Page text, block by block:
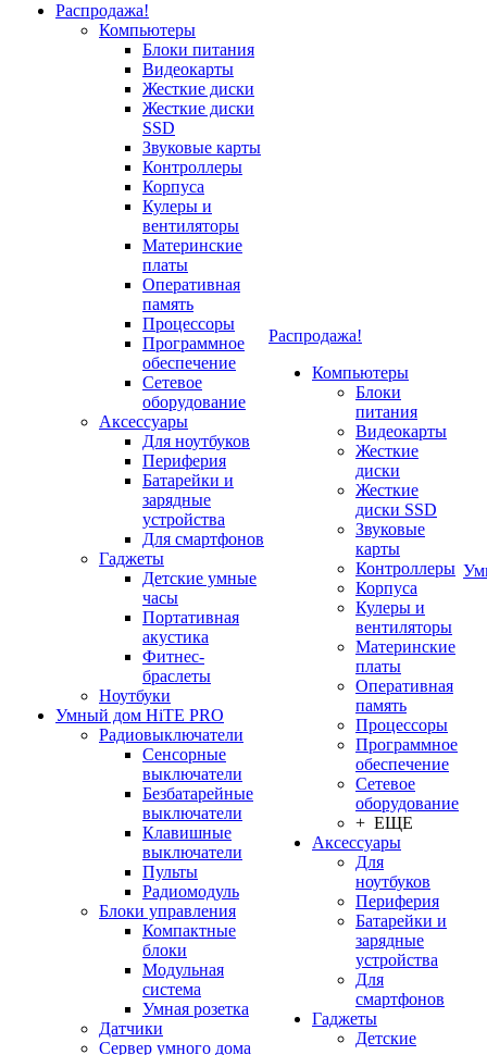
Распродажа!
Компьютеры
Блоки питания
Видеокарты
Жесткие диски
Жесткие диски
SSD
Звуковые карты
Контроллеры
Корпуса
Кулеры и
вентиляторы
Материнские
платы
Оперативная
память
Процессоры
Программное
обеспечение
Сетевое
оборудование
Аксессуары
Для ноутбуков
Периферия
Батарейки и
зарядные
устройства
Для смартфонов
Гаджеты
Детские умные
часы
Портативная
акустика
Фитнес-
браслеты
Ноутбуки
Умный дом HiTE PRO
Радиовыключатели
Сенсорные
выключатели
Безбатарейные
выключатели
Клавишные
выключатели
Пульты
Радиомодуль
Блоки управления
Компактные
блоки
Модульная
система
Умная розетка
Датчики
Сервер умного дома
Распродажа!
Компьютеры
Блоки
питания
Видеокарты
Жесткие
диски
Жесткие
диски SSD
Звуковые
карты
Контроллеры
Корпуса
Кулеры и
вентиляторы
Материнские
платы
Оперативная
память
Процессоры
Программное
обеспечение
Сетевое
оборудование
+ ЕЩЕ
Аксессуары
Для
ноутбуков
Периферия
Батарейки и
зарядные
устройства
Для
смартфонов
Гаджеты
Детские